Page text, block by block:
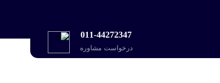
011-44272347
درخواست مشاوره